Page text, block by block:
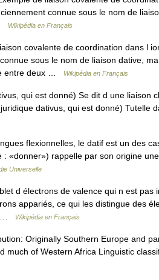
connue sous le nom de
Wikipédia en Français
covalente de coordination dans l
sous le nom de liaison dative,
entre deux …
Wikipédia en Français
qui est donné) Se dit d une liaison
dativus, qui est donné) Tutelle
flexionnelles, le datif est un des
«donner») rappelle par son origine
Universelle
d électrons de valence qui n est pas
appariés, ce qui les distingue des
…
Wikipédia en Français
Originally Southern Europe and
much of Western Africa Linguistic